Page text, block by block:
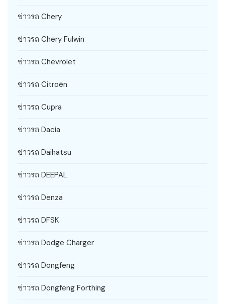
ข่าวรถ Chery
ข่าวรถ Chery Fulwin
ข่าวรถ Chevrolet
ข่าวรถ Citroën
ข่าวรถ Cupra
ข่าวรถ Dacia
ข่าวรถ Daihatsu
ข่าวรถ DEEPAL
ข่าวรถ Denza
ข่าวรถ DFSK
ข่าวรถ Dodge Charger
ข่าวรถ Dongfeng
ข่าวรถ Dongfeng Forthing